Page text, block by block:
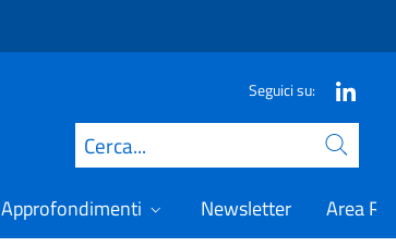
Seguici su:
Cerca
Approfondimenti Newsletter Area